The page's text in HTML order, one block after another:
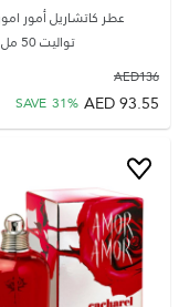
عطر كاتشاريل أمور
تواليت 50 مل للنساء
136
AED
93.55
AED
SAVE 31%